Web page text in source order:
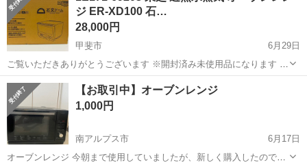
ジ ER-XD100 石…
28,000円
甲斐市
6月29日
ご覧いただきありがとうございます ※開封済み未使用品になります ※
商品は、問題ございません ※参考価格/33,998円 商品の特徴 石窯おま
かせ焼きで、今日の料理がごちそうになる！ 庫内まるごと遠赤 高精
度...
山梨 甲斐市 キッチン家電 石窯
【お取引中】オーブンレンジ
1,000円
南アルプス市
6月17日
オーブンレンジ 今朝まで使用していましたが、新しく購入したので出